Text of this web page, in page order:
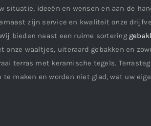
situatie, ideeën en wensen en aan de
zijn service en kwaliteit onze
bieden naast een ruime sortering
onze waaltjes, uiteraard gebakken en
terras met keramische tegels.
maken en worden niet glad, wat uw